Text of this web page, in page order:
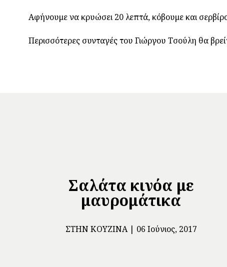
Αφήνουμε να κρυώσει 20 λεπτά, κόβουμε και
Περισσότερες συνταγές του Γιώργου Τσούλη θα
Σαλάτα κινόα με
μαυρομάτικα
ΣΤΗΝ ΚΟΥΖΊΝΑ 06 Ιούνιος, 2017